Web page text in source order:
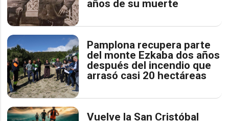
años de su muerte
Pamplona recupera parte
del monte Ezkaba dos años
después del incendio que
arrasó casi 20 hectáreas
Vuelve la San Cristóbal